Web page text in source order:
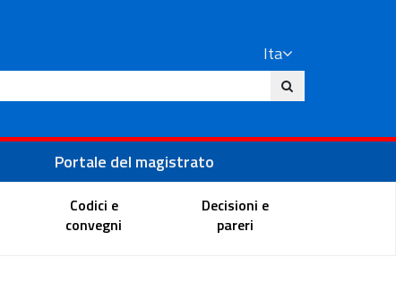
Ita
Portale del magistrato
Codici e
convegni
Decisioni e
pareri